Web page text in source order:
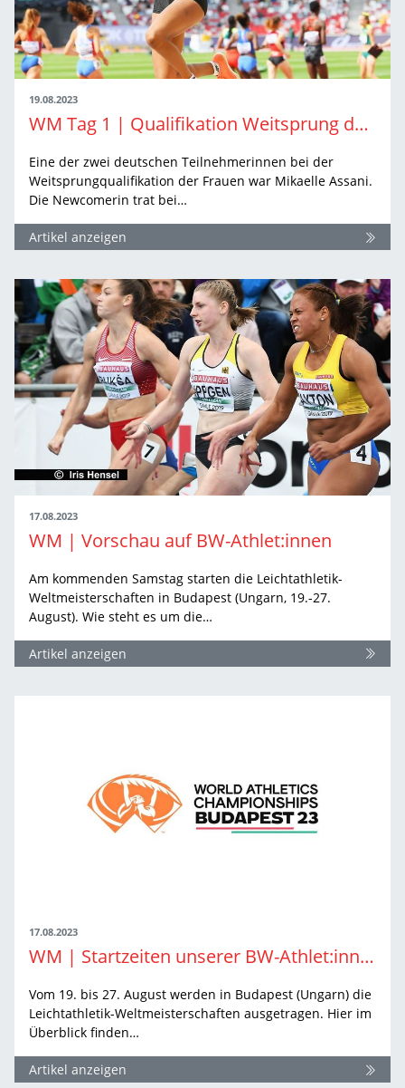
19.08.2023
WM Tag 1 | Qualifikation Weitsprung der Frauen
Eine der zwei deutschen Teilnehmerinnen bei der
Weitsprungqualifikation der Frauen war Mikaelle Assani.
Die Newcomerin trat bei…
Artikel anzeigen
17.08.2023
WM | Vorschau auf BW-Athlet:innen
Am kommenden Samstag starten die Leichtathletik-
Weltmeisterschaften in Budapest (Ungarn, 19.-27.
August). Wie steht es um die…
Artikel anzeigen
17.08.2023
WM | Startzeiten unserer BW-Athlet:innen
Vom 19. bis 27. August werden in Budapest (Ungarn) die
Leichtathletik-Weltmeisterschaften ausgetragen. Hier im
Überblick finden…
Artikel anzeigen